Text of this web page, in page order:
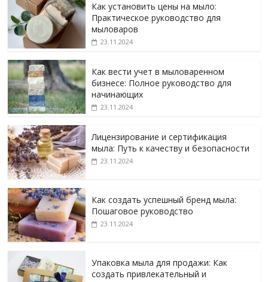
Как установить цены на мыло:
Практическое руководство для
мыловаров
23.11.2024
Как вести учет в мыловаренном
бизнесе: Полное руководство для
начинающих
23.11.2024
Лицензирование и сертификация
мыла: Путь к качеству и безопасности
23.11.2024
Как создать успешный бренд мыла:
Пошаговое руководство
23.11.2024
Упаковка мыла для продажи: Как
создать привлекательный и